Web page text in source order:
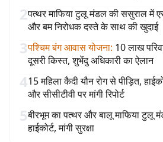
2पत्थर माफिया टुलू मंडल की ससुराल में
और बम निरोधक दस्ते के साथ की खुदाई
3पश्चिम बंग आवास योजना: 10 लाख
दूसरी किस्त, शुभेंदु अधिकारी का ऐलान
415 महिला कैदी यौन रोग से पीड़ित,
और सीसीटीवी पर मांगी रिपोर्ट
5बीरभूम का पत्थर और बालू माफिया टुलू
हाईकोर्ट, मांगी सुरक्षा